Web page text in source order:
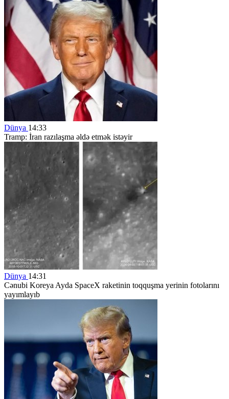
Dünya 14:33
Tramp: İran razılaşma əldə etmək istəyir
Dünya 14:31
Cənubi Koreya Ayda SpaceX raketinin toqquşma yerinin fotolarını
yayımlayıb